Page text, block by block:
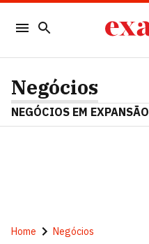
Negócios
NEGÓCIOS EM EXPANSÃO
Home Negócios